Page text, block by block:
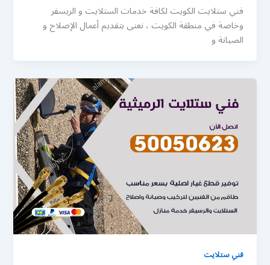
فني ستلايت الكويت لكافة خدمات الستلايت و الريسفر
وخاصة في منطقة الكويت ، نعنى بتقديم أعمال الإصلاح و
الصيانة و
فني ستلايت